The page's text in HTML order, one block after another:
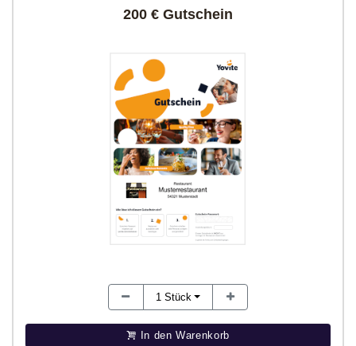
200 € Gutschein
1 Stück
In den Warenkorb